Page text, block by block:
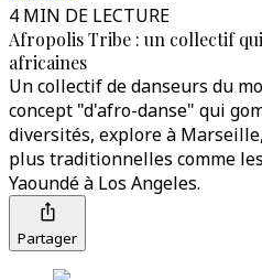
4 MIN DE LECTURE
Afropolis Tribe : un collectif
africaines
Un collectif de danseurs du
concept "d'afro-danse" qui
diversités, explore à
plus traditionnelles comme
Yaoundé à Los Angeles.
Partager